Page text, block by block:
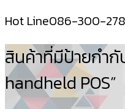
Hot Line086-300-
สินค้าที่มีป้ายกำกั
handheld POS”